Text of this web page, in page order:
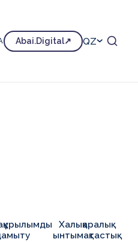
Abai.Digital QZ
Халықаралық
ынтымақтастық